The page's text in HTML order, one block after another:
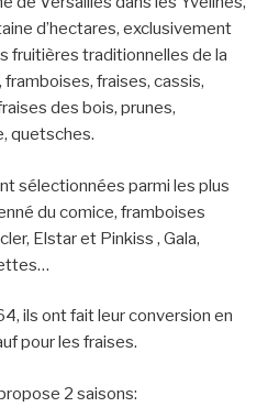
d’hectares, exclusivement
fruitières traditionnelles de la
fraises, cassis,
des bois, prunes,
quetsches.
sélectionnées parmi les plus
du comice, framboises
Elstar et Pinkiss , Gala,
ils ont fait leur conversion en
pour les fraises.
2 saisons: